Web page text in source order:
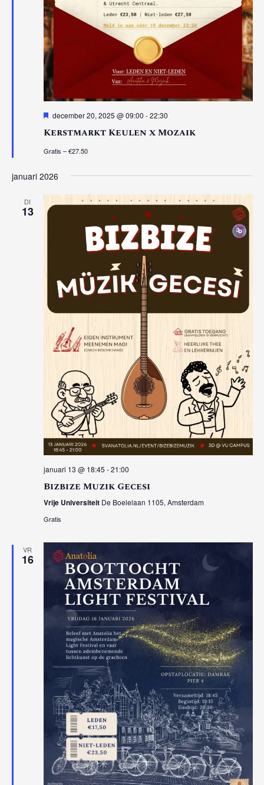
Uitgelicht
december 20, 2025 @ 09:00 -22:30
Kerstmarkt Keulen x Mozaik
Gratis – €27.50
januari 2026
DI
13
januari 13 @ 18:45 -21:00
Bizbize Muzik Gecesi
Vrije Universiteit De Boelelaan 1105, Amsterdam
Gratis
VR
16